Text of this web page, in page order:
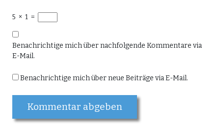
5 × 1 =
Benachrichtige mich über nachfolgende Kommentare via
E-Mail.
Benachrichtige mich über neue Beiträge via E-Mail.